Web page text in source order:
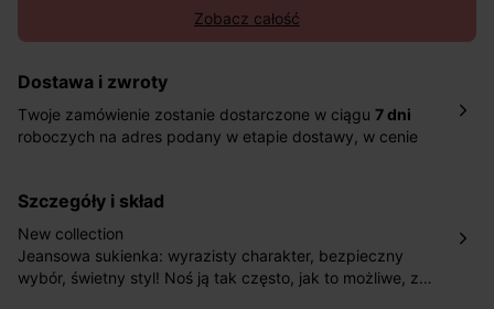
Zobacz całość
Dostawa i zwroty
Twoje zamówienie zostanie dostarczone w ciągu 7 dni
roboczych na adres podany w etapie dostawy, w cenie
pośrednictwem DHL Express.
Nowość: Zamówienia dostarczamy w ciągu 4-6 dni
roboczych do wybranego przez Ciebie paczkomatu , a
koszt przesyłki wynosi 9,40 zł.
szczegóły i skład
New collection
Jeansowa sukienka: wyrazisty charakter, bezpieczny
wybór, świetny styl! Noś ją tak często, jak to możliwe, z